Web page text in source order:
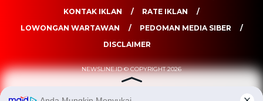
KONTAK IKLAN
RATE IKLAN
LOWONGAN WARTAWAN
PEDOMAN MEDIA SIBER
DISCLAIMER
NEWSLINE.ID © COPYRIGHT 2026